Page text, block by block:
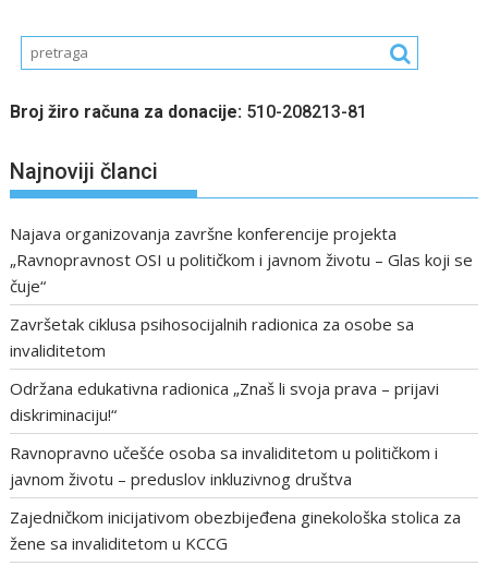
Broj žiro računa za donacije: 510-208213-81
Najnoviji članci
Najava organizovanja završne konferencije projekta
„Ravnopravnost OSI u političkom i javnom životu – Glas koji se
čuje“
Završetak ciklusa psihosocijalnih radionica za osobe sa
invaliditetom
Održana edukativna radionica „Znaš li svoja prava – prijavi
diskriminaciju!“
Ravnopravno učešće osoba sa invaliditetom u političkom i
javnom životu – preduslov inkluzivnog društva
Zajedničkom inicijativom obezbijeđena ginekološka stolica za
žene sa invaliditetom u KCCG